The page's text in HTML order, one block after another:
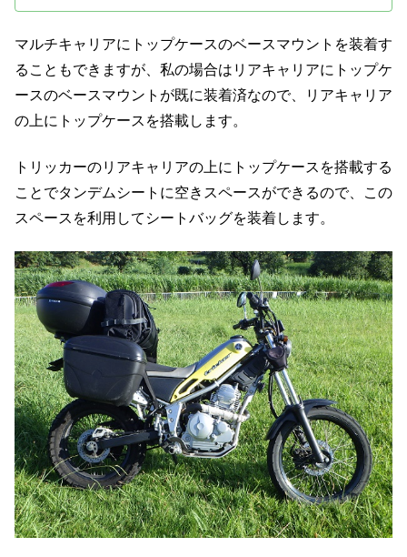
マルチキャリアにトップケースのベースマウントを装着す
ることもできますが、私の場合はリアキャリアにトップケ
ースのベースマウントが既に装着済なので、リアキャリア
の上にトップケースを搭載します。
トリッカーのリアキャリアの上にトップケースを搭載する
ことでタンデムシートに空きスペースができるので、この
スペースを利用してシートバッグを装着します。